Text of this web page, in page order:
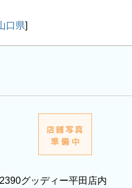
口県]
グッディー平田店内